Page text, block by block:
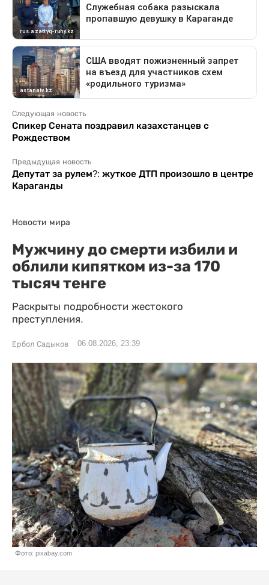
Следующая новость
Спикер Сената поздравил казахстанцев с
Рождеством
Предыдущая новость
Депутат за рулем?: жуткое ДТП произошло в центре
Караганды
Новости мира
Мужчину до смерти избили и
облили кипятком из-за 170
тысяч тенге
Раскрыты подробности жестокого
преступления.
Ербол Садыков 06.08.2026, 23:39
Фото: pixabay.com